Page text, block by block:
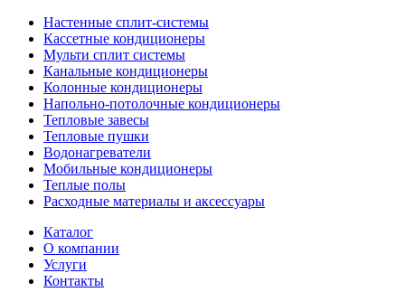
Настенные сплит-системы
Кассетные кондиционеры
Мульти сплит системы
Канальные кондиционеры
Колонные кондиционеры
Напольно-потолочные кондиционеры
Тепловые завесы
Тепловые пушки
Водонагреватели
Мобильные кондиционеры
Теплые полы
Расходные материалы и аксессуары
Каталог
О компании
Услуги
Контакты